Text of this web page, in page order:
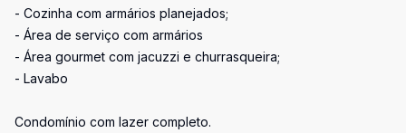
- Cozinha com armários planejados;
- Área de serviço com armários
- Área gourmet com jacuzzi e churrasqueira;
- Lavabo
Condomínio com lazer completo.